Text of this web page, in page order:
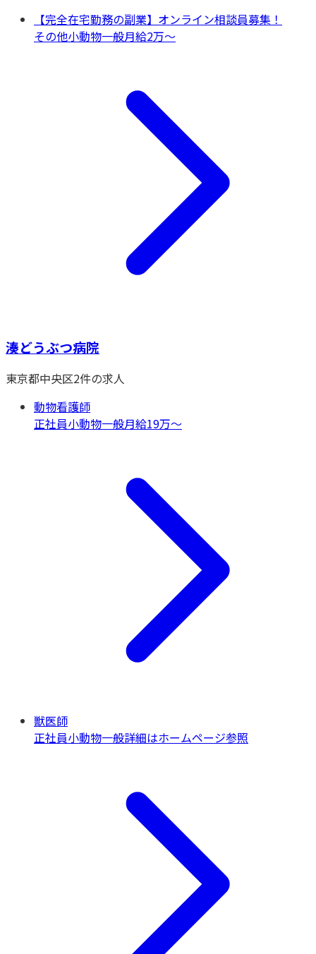
【完全在宅勤務の副業】オンライン相談員募集！
その他小動物一般月給2万〜
湊どうぶつ病院
東京都中央区2件の求人
動物看護師
正社員小動物一般月給19万〜
獣医師
正社員小動物一般詳細はホームページ参照